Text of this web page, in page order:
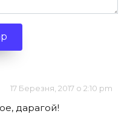
17 Березня, 2017 о 2:10 pm
дарагой!